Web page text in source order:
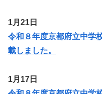
1月21日
令和８年度京都府立中学
載しました。
1月17日